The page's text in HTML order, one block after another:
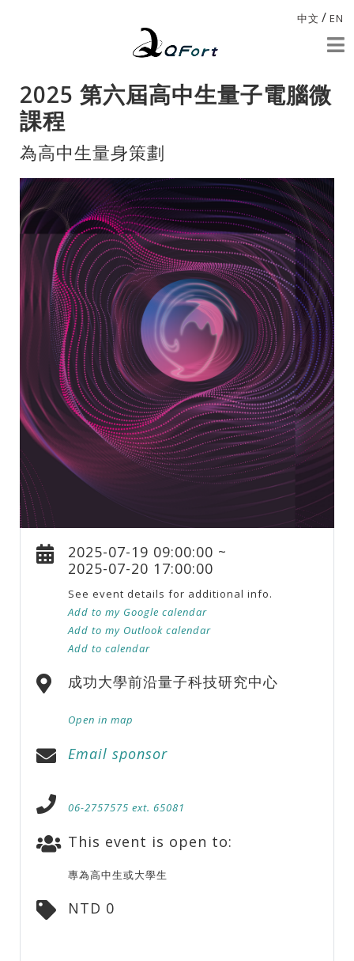
中文 / EN
2025 第六屆高中生量子電腦微
課程
為高中生量身策劃
2025-07-19 09:00:00 ~
2025-07-20 17:00:00
See event details for additional info.
Add to my Google calendar
Add to my Outlook calendar
Add to calendar
成功大學前沿量子科技研究中心
Open in map
Email sponsor
06-2757575 ext. 65081
This event is open to:
專為高中生或大學生
NTD 0